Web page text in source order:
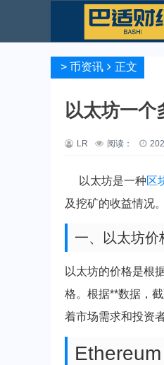
> 币资讯 正文
以太坊一个
LR 阅读：
以太坊是一种区
及挖矿的收益情况。
一、以太坊价
以太坊的价格是根
格。根据**数据，
着市场需求和投资